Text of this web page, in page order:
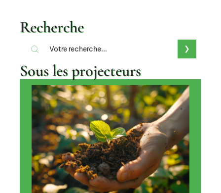
Recherche
Sous les projecteurs